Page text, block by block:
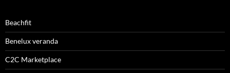
Beachfit
Benelux veranda
C2C Marketplace